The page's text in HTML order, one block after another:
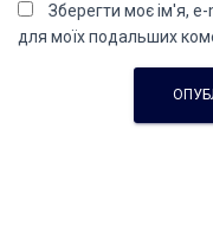
Зберегти моє ім'я,
для моїх подальших